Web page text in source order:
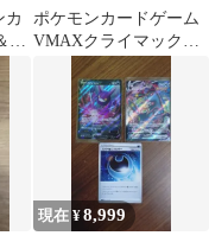
カ
シ
ポケモンカードゲーム
VMAXクライマックス
現在 ¥8,999